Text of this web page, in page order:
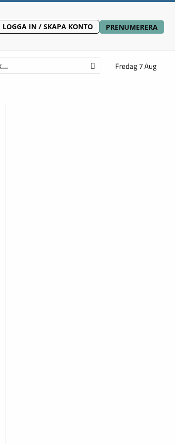
LOGGA IN / SKAPA KONTO PRENUMERERA
Fredag 7 Aug